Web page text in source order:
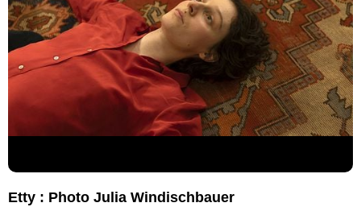
Etty : Photo Julia Windischbauer